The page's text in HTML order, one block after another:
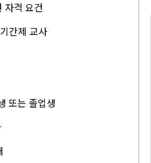
자격 요건
간제 교사
또는 졸업생